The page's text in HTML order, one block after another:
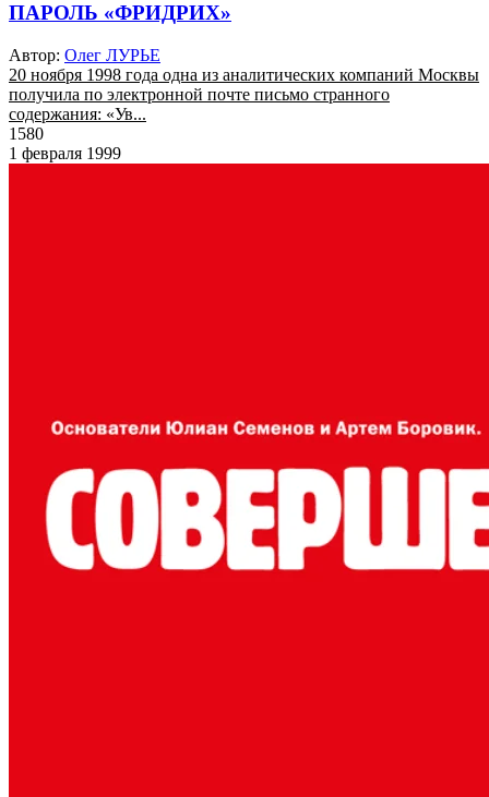
ПАРОЛЬ «ФРИДРИХ»
Автор: Олег ЛУРЬЕ
20 ноября 1998 года одна из аналитических компаний Москвы
получила по электронной почте письмо странного
содержания: «Ув...
1580
1 февраля 1999